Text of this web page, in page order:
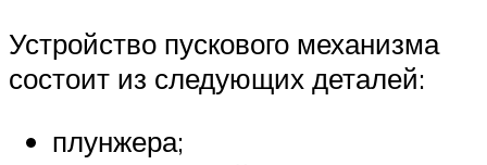
Устройство пускового механизма
состоит из следующих деталей:
плунжера;